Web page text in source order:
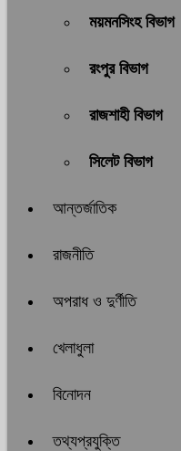
ময়মনসিংহ বিভাগ
রংপুর বিভাগ
রাজশাহী বিভাগ
সিলেট বিভাগ
আন্তর্জাতিক
রাজনীতি
অপরাধ ও দুর্ণীতি
খেলাধুলা
বিনোদন
তথ্যপ্রযুক্তি